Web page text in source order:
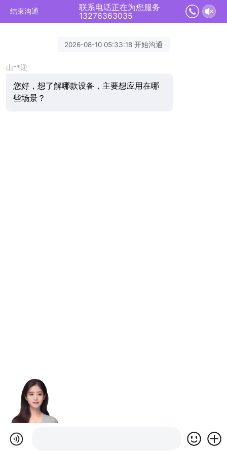
结束沟通
联系电话正在为您服务
13276363035
2026-08-10 05:33:18 开始沟通
山**迎
您好，想了解哪款设备，主要想应用在哪
些场景？